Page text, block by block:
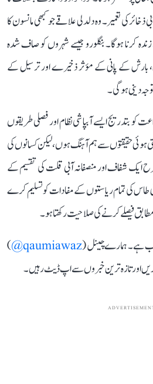
ذخائر کی تعمیر۔ وہ دلدلی علاقے جو کبھی مانسون کا
زندہ کرنا ہوگا۔ بنگلورو جیسے شہروں کو صاف شدہ
بارش کے پانی کے مؤثر ذخیرے اور ترسیل کے
دینی ہوگی۔
کو بتدریج ایسے آبپاشی نظام اور فصلی طریقوں
ہوئی حقیقتوں سے ہم آہنگ ہوں، لیکن کسانوں کی
ایک شفاف اور منصفانہ آبی قلت کی تقسیم کے
کی تمام ریاستوں کے مفادات کو تسلیم کرے
فیصلے کرنے کی صلاحیت رکھتا ہو۔
ہے۔ ہمارے چینل (qaumiawaz@
)
اور تازہ ترین خبروں سے اپ ڈیٹ رہیں۔